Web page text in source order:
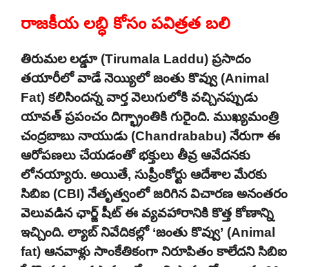
రాజకీయ లబ్ధి కోసం పవిత్రత బలి
తిరుమల లడ్డూ (Tirumala Laddu) ప్రసాదం
తయారీలో వాడే నెయ్యిలో జంతు కొవ్వు (Animal
Fat) కలిసిందన్న వార్త వెలుగులోకి వచ్చినప్పుడు
యావత్ ప్రపంచం దిగ్భ్రాంతికి గురైంది. ముఖ్యమంత్రి
చంద్రబాబు నాయుడు (Chandrababu) నేరుగా ఈ
ఆరోపణలు చేయడంతో భక్తులు తీవ్ర ఆవేదనకు
లోనయ్యారు. అయితే, సుప్రీంకోర్టు ఆదేశాల మేరకు
సిబిఐ (CBI) నేతృత్వంలో జరిగిన విచారణ అనంతరం
వెలువడిన ఛార్జ్ షీట్ ఈ వ్యవహారానికి కొత్త కోణాన్ని
ఇచ్చింది. ల్యాబ్ నివేదికల్లో ‘జంతు కొవ్వు’ (Animal
fat) ఆనవాళ్లు సాంకేతికంగా నిరూపితం కాలేదని సిబిఐ